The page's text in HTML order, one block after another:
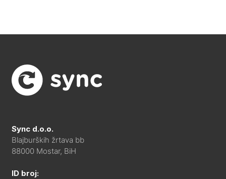
Sync d.o.o.
Blajburških žrtava bb
88000 Mostar, BiH
ID broj: